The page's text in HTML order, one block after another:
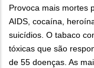
Provoca mais mortes
AIDS, cocaína,
suicídios. O tabaco
tóxicas que são
de 55 doenças. As